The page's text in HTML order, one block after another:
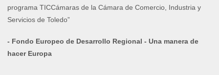
programa TICCámaras de la Cámara de Comercio, Industria y
Servicios de Toledo”
- Fondo Europeo de Desarrollo Regional - Una manera de
hacer Europa